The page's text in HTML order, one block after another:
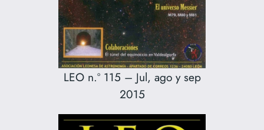
LEO n.º 115 – Jul, ago y sep
2015